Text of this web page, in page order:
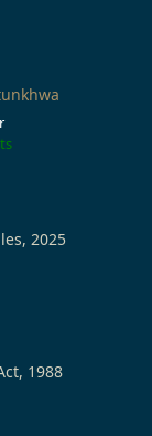
2025
1988